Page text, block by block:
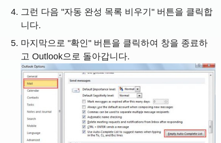
그런 다음 "자동 완성 목록 비우기" 버튼을 클릭합
니다.
마지막으로 "확인" 버튼을 클릭하여 창을 종료하
고 Outlook으로 돌아갑니다.